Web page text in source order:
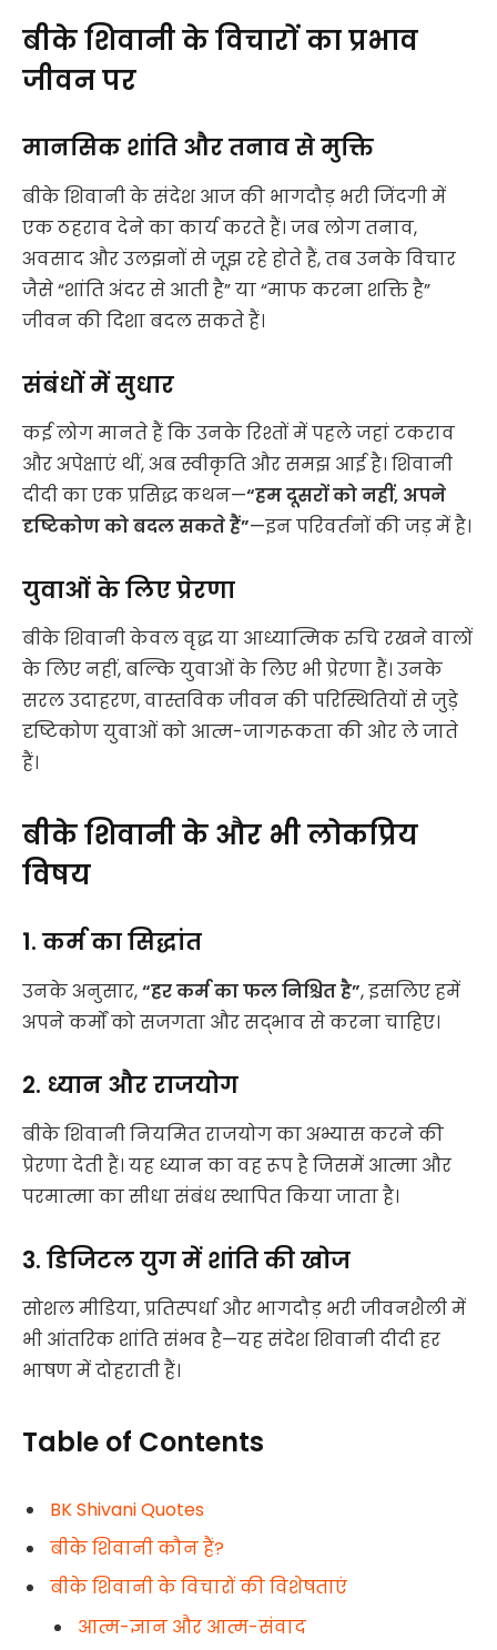
बीके शिवानी के विचारों का प्रभाव
जीवन पर
मानसिक शांति और तनाव से मुक्ति
बीके शिवानी के संदेश आज की भागदौड़ भरी जिंदगी में
एक ठहराव देने का कार्य करते हैं। जब लोग तनाव,
अवसाद और उलझनों से जूझ रहे होते हैं, तब उनके विचार
जैसे “शांति अंदर से आती है” या “माफ करना शक्ति है”
जीवन की दिशा बदल सकते हैं।
संबंधों में सुधार
कई लोग मानते हैं कि उनके रिश्तों में पहले जहां टकराव
और अपेक्षाएं थीं, अब स्वीकृति और समझ आई है। शिवानी
दीदी का एक प्रसिद्ध कथन—“हम दूसरों को नहीं, अपने
दृष्टिकोण को बदल सकते हैं”—इन परिवर्तनों की जड़ में है।
युवाओं के लिए प्रेरणा
बीके शिवानी केवल वृद्ध या आध्यात्मिक रुचि रखने वालों
के लिए नहीं, बल्कि युवाओं के लिए भी प्रेरणा हैं। उनके
सरल उदाहरण, वास्तविक जीवन की परिस्थितियों से जुड़े
दृष्टिकोण युवाओं को आत्म-जागरूकता की ओर ले जाते
हैं।
बीके शिवानी के और भी लोकप्रिय
विषय
1. कर्म का सिद्धांत
उनके अनुसार,“हर कर्म का फल निश्चित है”, इसलिए हमें
अपने कर्मों को सजगता और सद्भाव से करना चाहिए।
2. ध्यान और राजयोग
बीके शिवानी नियमित राजयोग का अभ्यास करने की
प्रेरणा देती हैं। यह ध्यान का वह रूप है जिसमें आत्मा और
परमात्मा का सीधा संबंध स्थापित किया जाता है।
3. डिजिटल युग में शांति की खोज
सोशल मीडिया, प्रतिस्पर्धा और भागदौड़ भरी जीवनशैली में
भी आंतरिक शांति संभव है—यह संदेश शिवानी दीदी हर
भाषण में दोहराती हैं।
Table of Contents
BK Shivani Quotes
बीके शिवानी कौन हैं?
बीके शिवानी के विचारों की विशेषताएं
आत्म-ज्ञान और आत्म-संवाद